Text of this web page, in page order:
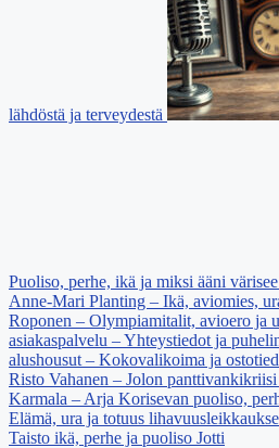
lähdöstä ja terveydestä
Puoliso, perhe, ikä ja miksi ääni värisee
Anne-Mari Planting – Ikä, aviomies,
Roponen – Olympiamitalit, avioero ja
asiakaspalvelu – Yhteystiedot ja
alushousut – Kokovalikoima ja
Risto Vahanen – Jolon
Karmala – Arja Korisevan puoliso,
Elämä, ura ja totuus
Taisto ikä, perhe ja puoliso Jotti